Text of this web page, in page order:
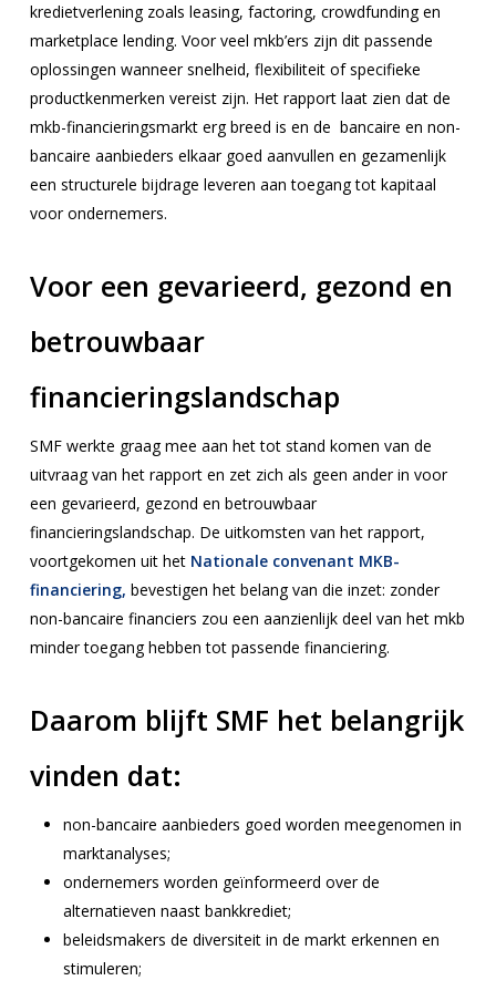
kredietverlening zoals leasing, factoring, crowdfunding en
marketplace lending. Voor veel mkb’ers zijn dit passende
oplossingen wanneer snelheid, flexibiliteit of specifieke
productkenmerken vereist zijn. Het rapport laat zien dat de
mkb-financieringsmarkt erg breed is en de bancaire en non-
bancaire aanbieders elkaar goed aanvullen en gezamenlijk
een structurele bijdrage leveren aan toegang tot kapitaal
voor ondernemers.
Voor een gevarieerd, gezond en
betrouwbaar
financieringslandschap
SMF werkte graag mee aan het tot stand komen van de
uitvraag van het rapport en zet zich als geen ander in voor
een gevarieerd, gezond en betrouwbaar
financieringslandschap. De uitkomsten van het rapport,
voortgekomen uit het Nationale convenant MKB-
financiering, bevestigen het belang van die inzet: zonder
non-bancaire financiers zou een aanzienlijk deel van het mkb
minder toegang hebben tot passende financiering.
Daarom blijft SMF het belangrijk
vinden dat:
non-bancaire aanbieders goed worden meegenomen in
marktanalyses;
ondernemers worden geïnformeerd over de
alternatieven naast bankkrediet;
beleidsmakers de diversiteit in de markt erkennen en
stimuleren;